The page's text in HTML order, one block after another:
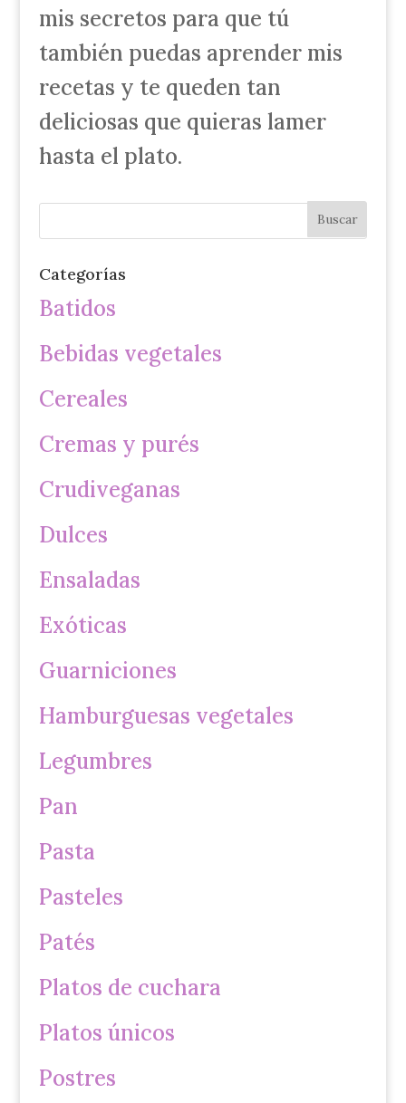
mis secretos para que tú
también puedas aprender mis
recetas y te queden tan
deliciosas que quieras lamer
hasta el plato.
Categorías
Batidos
Bebidas vegetales
Cereales
Cremas y purés
Crudiveganas
Dulces
Ensaladas
Exóticas
Guarniciones
Hamburguesas vegetales
Legumbres
Pan
Pasta
Pasteles
Patés
Platos de cuchara
Platos únicos
Postres